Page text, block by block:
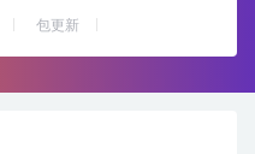
包更新